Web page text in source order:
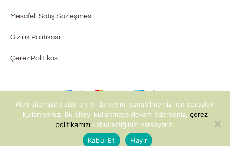
Mesafeli Satış Sözleşmesi
Gizlilik Politikası
Çerez Politikası
©2022 KOALAV - ALL RIGHTS RESERVED - WEBSITE BYCEREN VAROL
DESIGN
Web sitemizde size en iyi deneyimi sunabilmemiz için çerezleri
kullanıyoruz. Bu siteyi kullanmaya devam ederseniz, çerez
politikamızı kabul ettiğinizi varsayarız.
Kabul Et
Hayır